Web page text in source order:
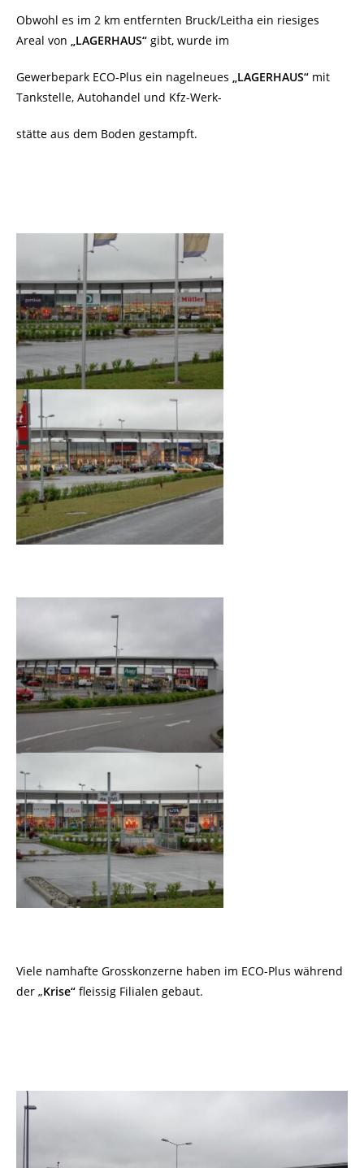
Obwohl es im 2 km entfernten Bruck/Leitha ein riesiges
Areal von „LAGERHAUS“ gibt, wurde im
Gewerbepark ECO-Plus ein nagelneues „LAGERHAUS“ mit
Tankstelle, Autohandel und Kfz-Werk-
stätte aus dem Boden gestampft.
Viele namhafte Grosskonzerne haben im ECO-Plus während
der „Krise“ fleissig Filialen gebaut.